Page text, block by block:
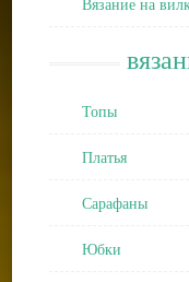
Топы
Платья
Сарафаны
Юбки